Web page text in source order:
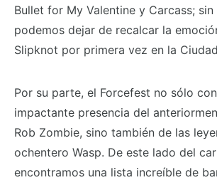
Bullet for My Valentine y Carcass;
podemos dejar de recalcar la
Slipknot por primera vez en la
Por su parte, el Forcefest no sólo
impactante presencia del
Rob Zombie, sino también de las
ochentero Wasp. De este lado del
encontramos una lista increíble de